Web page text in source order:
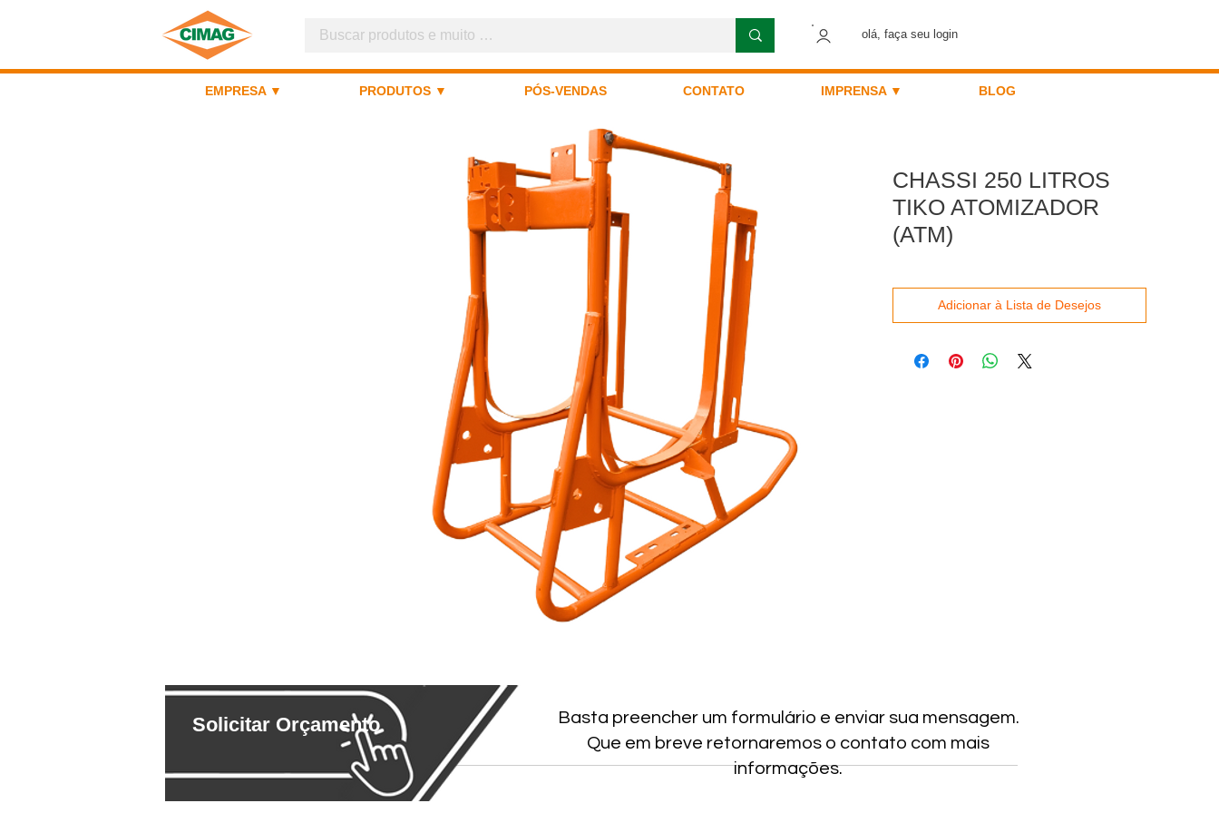
olá, faça seu login
EMPRESA ▼ PRODUTOS ▼ PÓS-VENDAS CONTATO IMPRENSA ▼ BLOG
CHASSI 250 LITROS
TIKO ATOMIZADOR
(ATM)
Adicionar à Lista de Desejos
Solicitar Orçamento
Basta preencher um formulário e enviar sua mensagem.
Que em breve retornaremos o contato com mais
informações.